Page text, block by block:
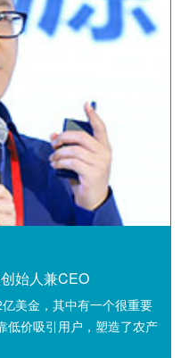
始人兼CEO
美金，其中有一个很重要
低价吸引用户，塑造了农产